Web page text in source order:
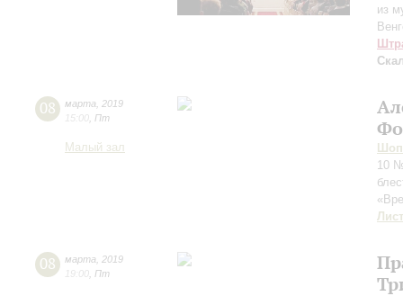
из
08 марта
2019
15:00 Пт
Малый зал
10
Лист
08 марта
2019
19:00 Пт